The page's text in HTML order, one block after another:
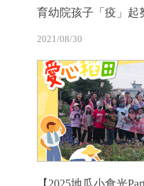
育幼院孩子「疫」起
2021/08/30